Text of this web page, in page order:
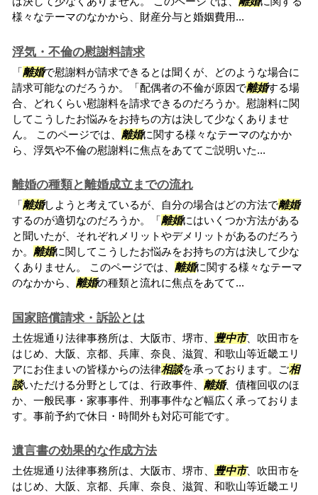
様々なテーマのなかから、財産分与と婚姻費用...
浮気・不倫の慰謝料請求
「離婚で慰謝料が請求できるとは聞くが、どのような場合に
請求可能なのだろうか。「配偶者の不倫が原因で離婚する場
合、どれくらい慰謝料を請求できるのだろうか。慰謝料に関
してこうしたお悩みをお持ちの方は決して少なくありませ
ん。 このページでは、 離婚に関する様々なテーマのなかか
ら、浮気や不倫の慰謝料に焦点をあててご説明いた...
離婚の種類と離婚成立までの流れ
「離婚しようと考えているが、自分の場合はどの方法で離婚
するのが適切なのだろうか。「離婚にはいくつか方法がある
と聞いたが、それぞれメリットやデメリットがあるのだろう
か。 離婚に関してこうしたお悩みをお持ちの方は決して少な
くありません。 このページでは、 離婚に関する様々なテーマ
のなかから、 離婚の種類と流れに焦点をあてて...
国家賠償請求・訴訟とは
土佐堀通り法律事務所は、大阪市、堺市、 豊中市、吹田市を
はじめ、大阪、京都、兵庫、奈良、滋賀、和歌山等近畿エリ
アにお住まいの皆様からの法律相談を承っております。ご相
談いただける分野としては、行政事件、 離婚、債権回収のほ
か、一般民事・家事事件、刑事事件など幅広く承っておりま
す。事前予約で休日・時間外も対応可能です。
遺言書の効果的な作成方法
土佐堀通り法律事務所は、大阪市、堺市、 豊中市、吹田市を
はじめ、大阪、京都、兵庫、奈良、滋賀、和歌山等近畿エリ